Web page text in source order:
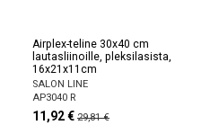
Airplex-teline 30x40 cm
lautasliinoille, pleksilasista,
16x21x11cm
SALON LINE
AP3040 R
11,92 € 29,81 €